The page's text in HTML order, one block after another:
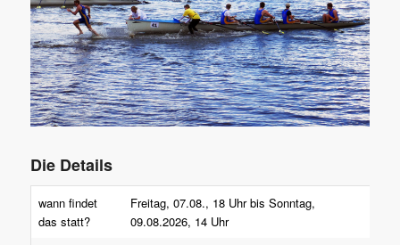
Die Details
wann findet
das statt?
Freitag, 07.08., 18 Uhr bis Sonntag,
09.08.2026, 14 Uhr